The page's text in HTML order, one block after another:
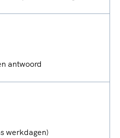
antwoord
werkdagen)